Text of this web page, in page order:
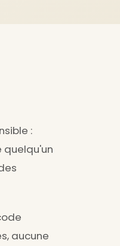
:
quelqu'un
aucune